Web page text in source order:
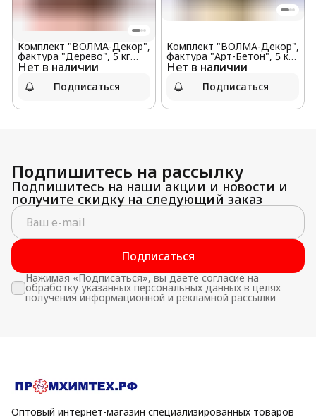
Нет в наличии
Комплект "ВОЛМА-Декор",
фактура "Дерево", 5 кг
оптом
Подписаться
Нет в наличии
Комплект "ВОЛМА-Декор",
фактура "Арт-Бетон", 5 кг
оптом
Подписаться
Подпишитесь на рассылку
Подпишитесь на наши акции и новости и
получите скидку на следующий заказ
Подписаться
Нажимая «Подписаться», вы даете согласие на
обработку указанных персональных данных в целях
получения информационной и рекламной рассылки
Оптовый интернет-магазин специализированных товаров